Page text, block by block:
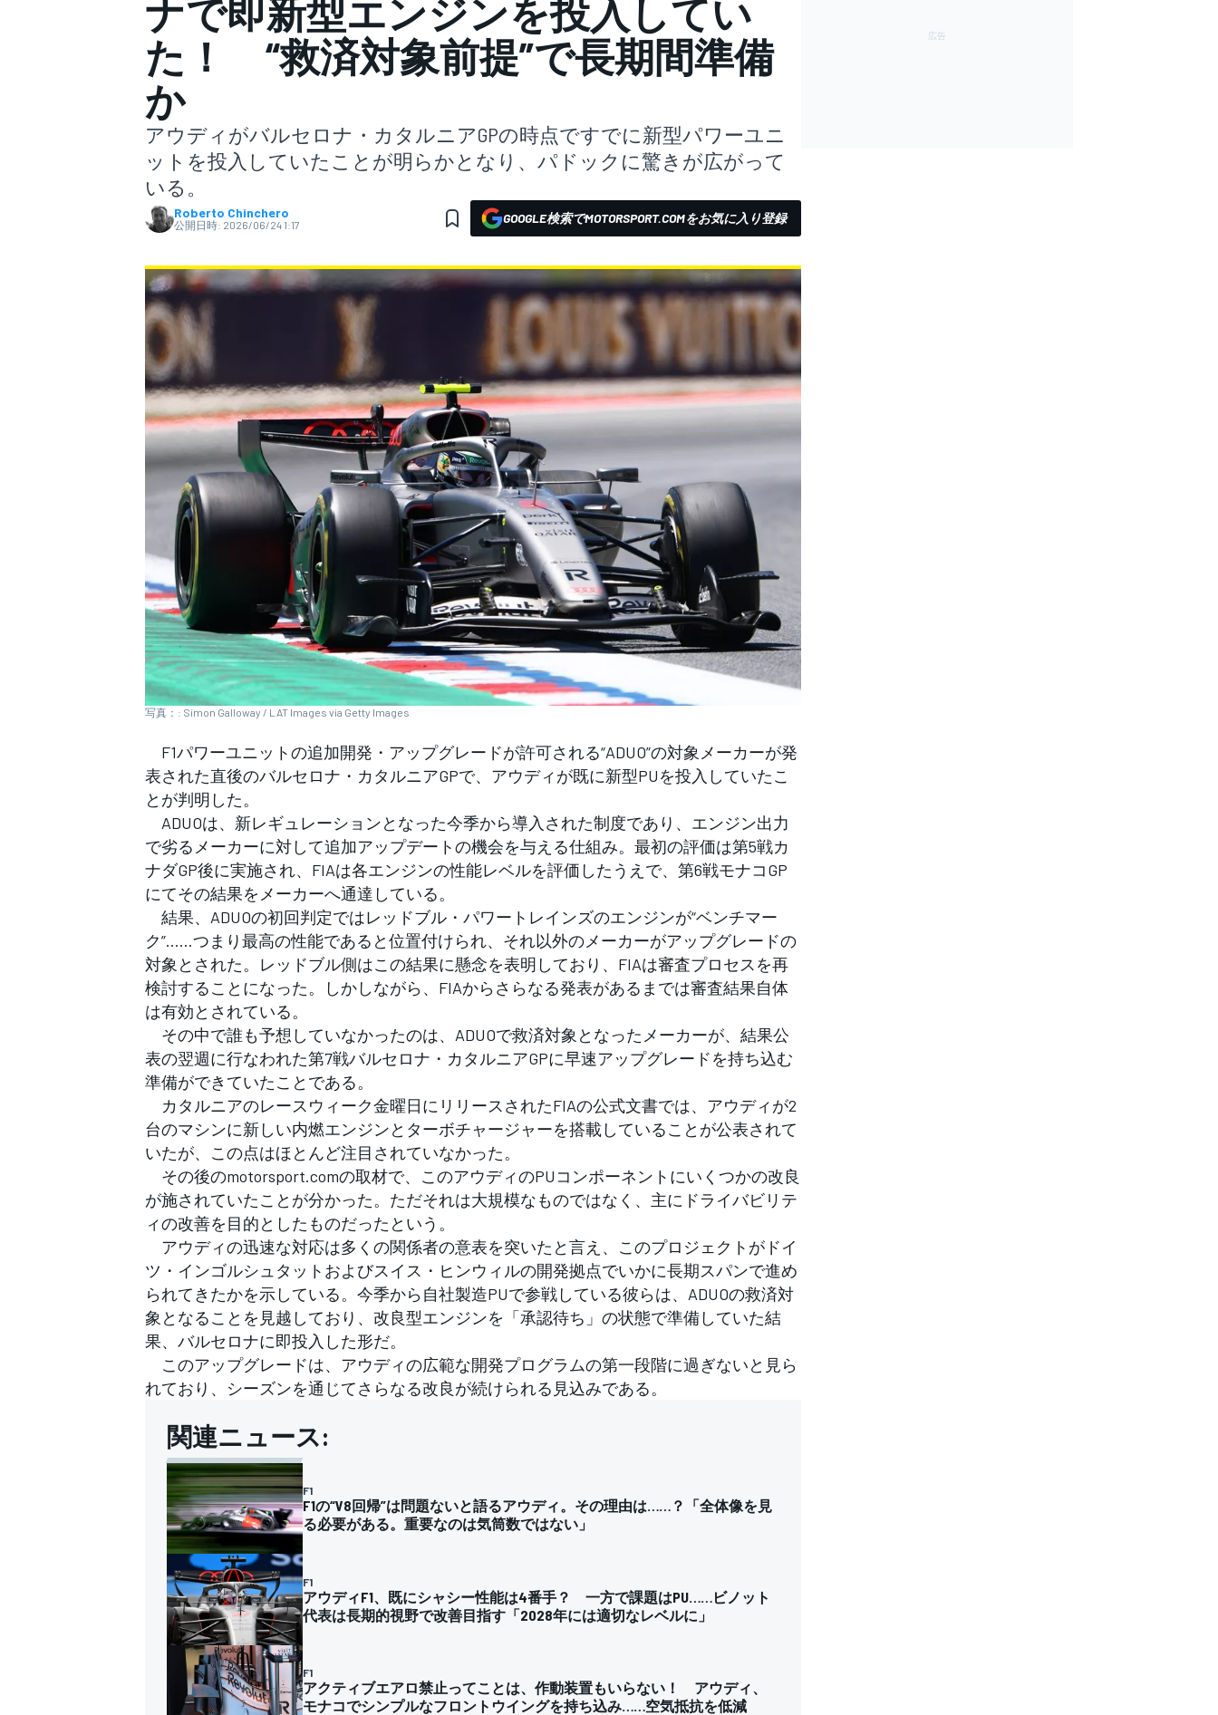
スーパーフォーミュラ
WEC
フォーミュラE
すべてのカテゴリー
ナで即新型エンジンを投入してい
た！ “救済対象前提”で長期間準備
か
アウディがバルセロナ・カタルニアGPの時点ですでに新型パワーユニ
ットを投入していたことが明らかとなり、パドックに驚きが広がって
いる。
Roberto Chinchero
公開日時: 2026/06/24 1:17 GOOGLE検索でMOTORSPORT.COMをお気に入り登録
写真：: Simon Galloway / LAT Images via Getty Images
F1パワーユニットの追加開発・アップグレードが許可される“ADUO”の対象メーカーが発
表された直後のバルセロナ・カタルニアGPで、アウディが既に新型PUを投入していたこ
とが判明した。
ADUOは、新レギュレーションとなった今季から導入された制度であり、エンジン出力
で劣るメーカーに対して追加アップデートの機会を与える仕組み。最初の評価は第5戦カ
ナダGP後に実施され、FIAは各エンジンの性能レベルを評価したうえで、第6戦モナコGP
にてその結果をメーカーへ通達している。
結果、ADUOの初回判定ではレッドブル・パワートレインズのエンジンが“ベンチマー
ク”……つまり最高の性能であると位置付けられ、それ以外のメーカーがアップグレードの
対象とされた。レッドブル側はこの結果に懸念を表明しており、FIAは審査プロセスを再
検討することになった。しかしながら、FIAからさらなる発表があるまでは審査結果自体
は有効とされている。
その中で誰も予想していなかったのは、ADUOで救済対象となったメーカーが、結果公
表の翌週に行なわれた第7戦バルセロナ・カタルニアGPに早速アップグレードを持ち込む
準備ができていたことである。
カタルニアのレースウィーク金曜日にリリースされたFIAの公式文書では、アウディが2
台のマシンに新しい内燃エンジンとターボチャージャーを搭載していることが公表されて
いたが、この点はほとんど注目されていなかった。
その後のmotorsport.comの取材で、このアウディのPUコンポーネントにいくつかの改良
が施されていたことが分かった。ただそれは大規模なものではなく、主にドライバビリテ
ィの改善を目的としたものだったという。
アウディの迅速な対応は多くの関係者の意表を突いたと言え、このプロジェクトがドイ
ツ・インゴルシュタットおよびスイス・ヒンウィルの開発拠点でいかに長期スパンで進め
られてきたかを示している。今季から自社製造PUで参戦している彼らは、ADUOの救済対
象となることを見越しており、改良型エンジンを「承認待ち」の状態で準備していた結
果、バルセロナに即投入した形だ。
このアップグレードは、アウディの広範な開発プログラムの第一段階に過ぎないと見ら
れており、シーズンを通じてさらなる改良が続けられる見込みである。
関連ニュース:
F1
F1の“V8回帰”は問題ないと語るアウディ。その理由は……？「全体像を見
る必要がある。重要なのは気筒数ではない」
F1
アウディF1、既にシャシー性能は4番手？ 一方で課題はPU……ビノット
代表は長期的視野で改善目指す「2028年には適切なレベルに」
F1
アクティブエアロ禁止ってことは、作動装置もいらない！ アウディ、
モナコでシンプルなフロントウイングを持ち込み……空気抵抗を低減